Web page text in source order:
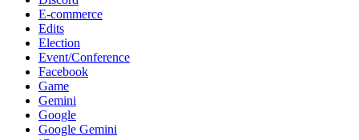
E-commerce
Edits
Election
Event/Conference
Facebook
Game
Gemini
Google
Google Gemini